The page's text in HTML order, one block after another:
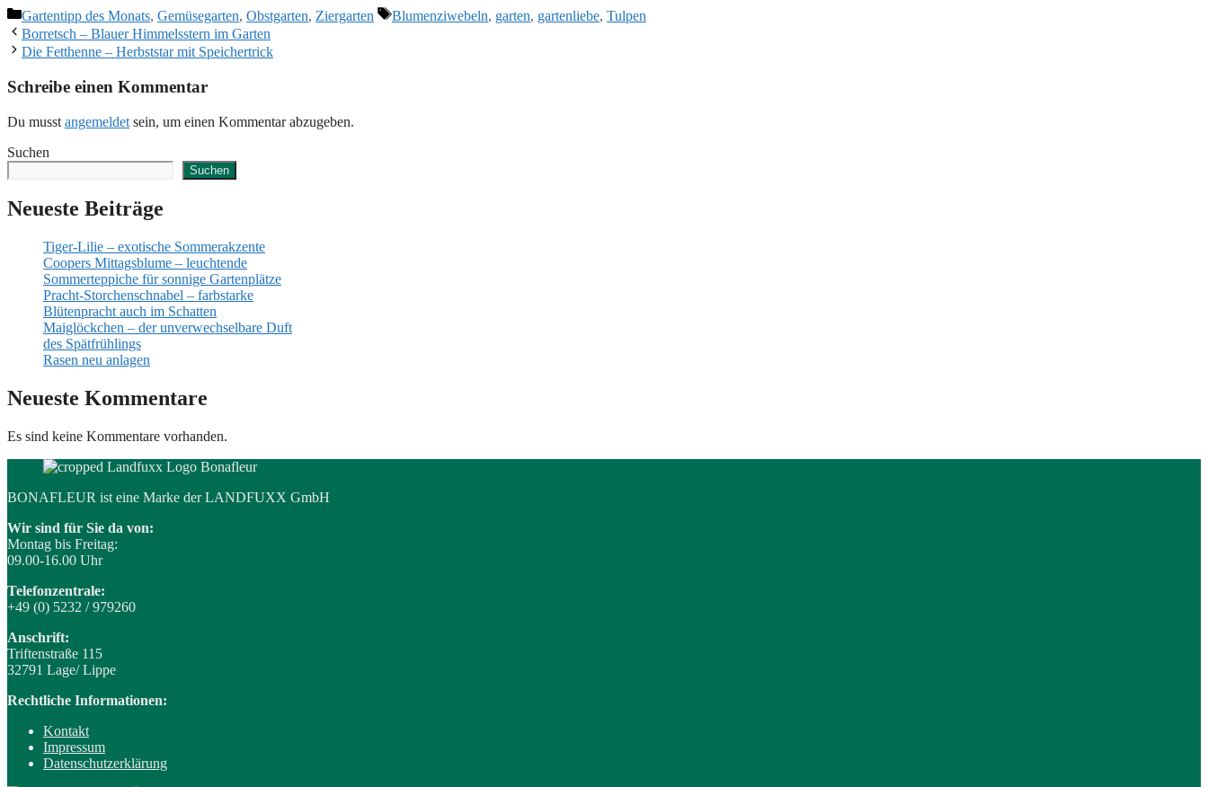
Kategorien
Gartentipp des Monats, Gemüsegarten, Obstgarten, Ziergarten Schlagwörter
Blumenziwebeln, garten, gartenliebe, Tulpen
Borretsch – Blauer Himmelsstern im Garten
Die Fetthenne – Herbststar mit Speichertrick
Schreibe einen Kommentar
Du musst angemeldet sein, um einen Kommentar abzugeben.
Suchen
Suchen
Neueste Beiträge
Tiger-Lilie – exotische Sommerakzente
Coopers Mittagsblume – leuchtende
Sommerteppiche für sonnige Gartenplätze
Pracht-Storchenschnabel – farbstarke
Blütenpracht auch im Schatten
Maiglöckchen – der unverwechselbare Duft
des Spätfrühlings
Rasen neu anlagen
Neueste Kommentare
Es sind keine Kommentare vorhanden.
BONAFLEUR ist eine Marke der LANDFUXX GmbH
Wir sind für Sie da von:
Montag bis Freitag:
09.00-16.00 Uhr
Telefonzentrale:
+49 (0) 5232 / 979260
Anschrift:
Triftenstraße 115
32791 Lage/ Lippe
Rechtliche Informationen:
Kontakt
Impressum
Datenschutzerklärung